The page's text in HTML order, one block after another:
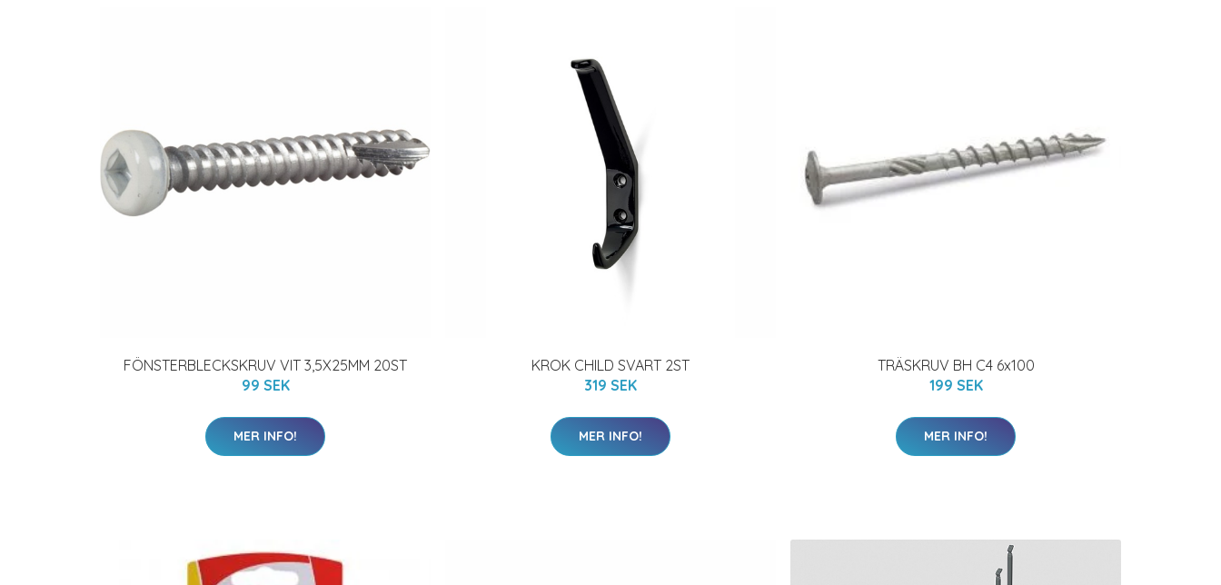
FÖNSTERBLECKSKRUV VIT 3,5X25MM 20ST
99 SEK
MER INFO!
KROK CHILD SVART 2ST
319 SEK
MER INFO!
TRÄSKRUV BH C4 6x100
199 SEK
MER INFO!